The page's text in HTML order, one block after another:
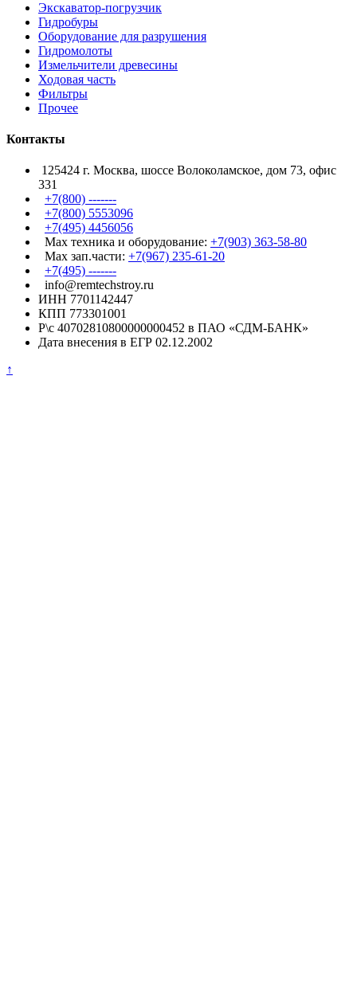
Экскаватор-погрузчик
Гидробуры
Оборудование для разрушения
Гидромолоты
Измельчители древесины
Ходовая часть
Фильтры
Прочее
Контакты
125424 г. Москва, шоссе Волоколамское, дом 73, офис
331
+7(800) -------
+7(800) 5553096
+7(495) 4456056
Max техника и оборудование: +7(903) 363-58-80
Max зап.части: +7(967) 235-61-20
+7(495) -------
info@remtechstroy.ru
ИНН 7701142447
КПП 773301001
Р\с 40702810800000000452 в ПАО «СДМ-БАНК»
Дата внесения в ЕГР 02.12.2002
↑